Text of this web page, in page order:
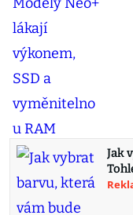
Jak